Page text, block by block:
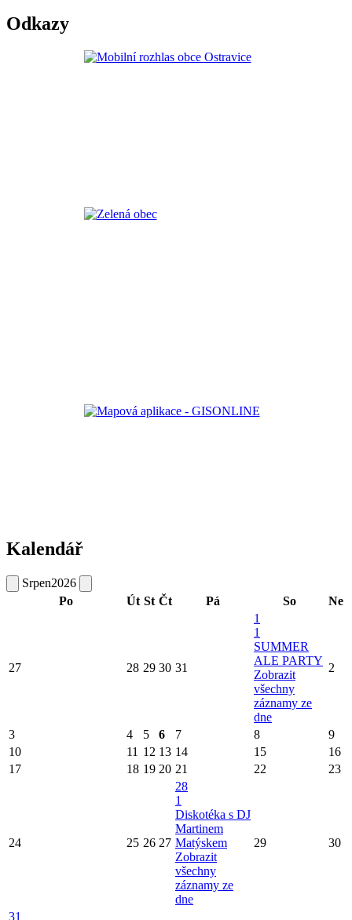
Odkazy
Kalendář
Srpen2026
Po
Út St Čt Pá So Ne
27 28 29 30 31
1
1
SUMMER
ALE PARTY
Zobrazit
všechny
záznamy ze
dne
2
3 4 5 6 7 8
9
10
11 12 13 14 15
16
17
18 19 20 21 22 23
24 25 26 27
28
1
Diskotéka s DJ
Martinem
Matýskem
Zobrazit
všechny
záznamy ze
dne
29 30
31